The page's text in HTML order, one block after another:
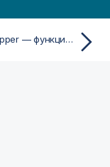
TTest1w_upper — функция скриптa и диаграммы